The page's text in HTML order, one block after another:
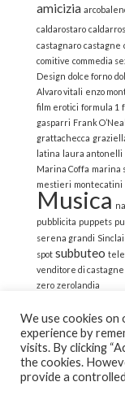
amicizia
caldarostaro
castagnaro castagne
comitive commedia
Design dolce forno
Alvaro vitali enzo
film erotici formula 1
gasparri Frank O’Neal
grattachecca
latina laura antonelli
Marina Coffa marina
mestieri montecatini
Musica
pubblicita puppets
serena grandi
spot subbuteo
venditore di castagne
zero zerolandia
© 2022 La Strana
We use cookies
experience by
visits. By clicking
the cookies.
provide a